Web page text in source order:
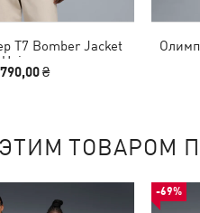
T7 Bomber Jacket
Unisex
₴
ТОВАРОМ
-69%